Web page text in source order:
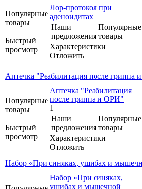
Популярные
товары
Быстрый
просмотр
Лор-протокол при
аденоидитах
Наши
предложения
Популярные
товары
Характеристики
Отложить
Аптечка "Реабилитация после гриппа
Популярные
товары
Быстрый
просмотр
Аптечка "Реабилитация
после гриппа и ОРИ"
1
Наши
предложения
Популярные
товары
Характеристики
Отложить
Набор «При синяках, ушибах и
Набор «При синяках,
ушибах и мышечной